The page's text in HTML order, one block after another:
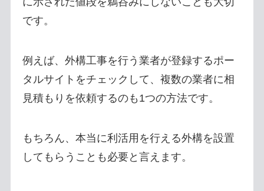
です。
例えば、外構工事を行う業者が登録するポー
タルサイトをチェックして、複数の業者に相
見積もりを依頼するのも1つの方法です。
もちろん、本当に利活用を行える外構を設置
してもらうことも必要と言えます。